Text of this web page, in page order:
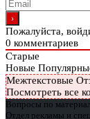
Пожалуйста,
0 комментариев
Старые
Новые
Межтекстовые
Посмотреть все
Вопросы по
Отдел рекламы и